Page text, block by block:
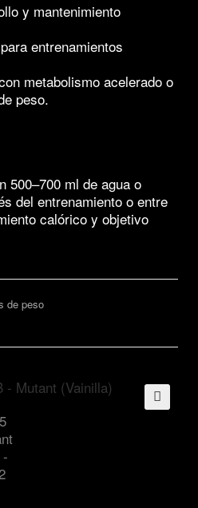
y mantenimiento
entrenamientos
metabolismo acelerado o
peso.
500–700 ml de agua o
del entrenamiento o entre
calórico y objetivo
de peso